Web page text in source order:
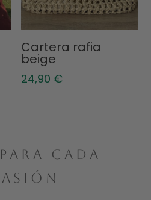
Cartera rafia
beige
24,90 €
CADA